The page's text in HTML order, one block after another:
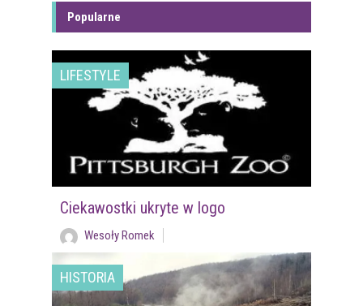
Popularne
LIFESTYLE
Ciekawostki ukryte w logo
Wesoły Romek
HISTORIA